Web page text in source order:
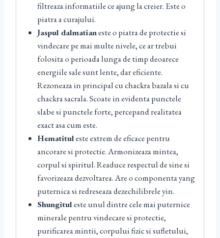
filtreaza informatiile ce ajung la creier. Este o
piatra a curajului.
Jaspul dalmatianeste o piatra de protectie si
vindecare pe mai multe nivele, ce ar trebui
folosita o perioada lunga de timp deoarece
energiile sale sunt lente, dar eficiente.
Rezoneaza in principal cu chackra bazala si cu
chackra sacrala. Scoate in evidenta punctele
slabe si punctele forte, percepand realitatea
exact asa cum este.
Hematituleste extrem de eficace pentru
ancorare si protectie. Armonizeaza mintea,
corpul si spiritul. Readuce respectul de sine si
favorizeaza dezvoltarea. Are o componenta yang
puternica si redreseaza dezechilibrele yin.
Shungituleste unul dintre cele mai puternice
minerale pentru vindecare si protectie,
purificarea mintii, corpului fizic si sufletului,